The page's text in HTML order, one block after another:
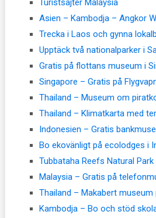
Asien – Kambodja – Angkor
Trecka i Laos och gynna
Upptäck två nationalparker i
Gratis på flottans museum i
Singapore – Gratis på
Thailand – Museum om
Thailand – Klimatkarta med
Indonesien – Gratis
Bo ekovänligt på ecolodges i
Tubbataha Reefs Natural
Malaysia – Gratis på
Thailand – Makabert museum
Kambodja – Bo och stöd